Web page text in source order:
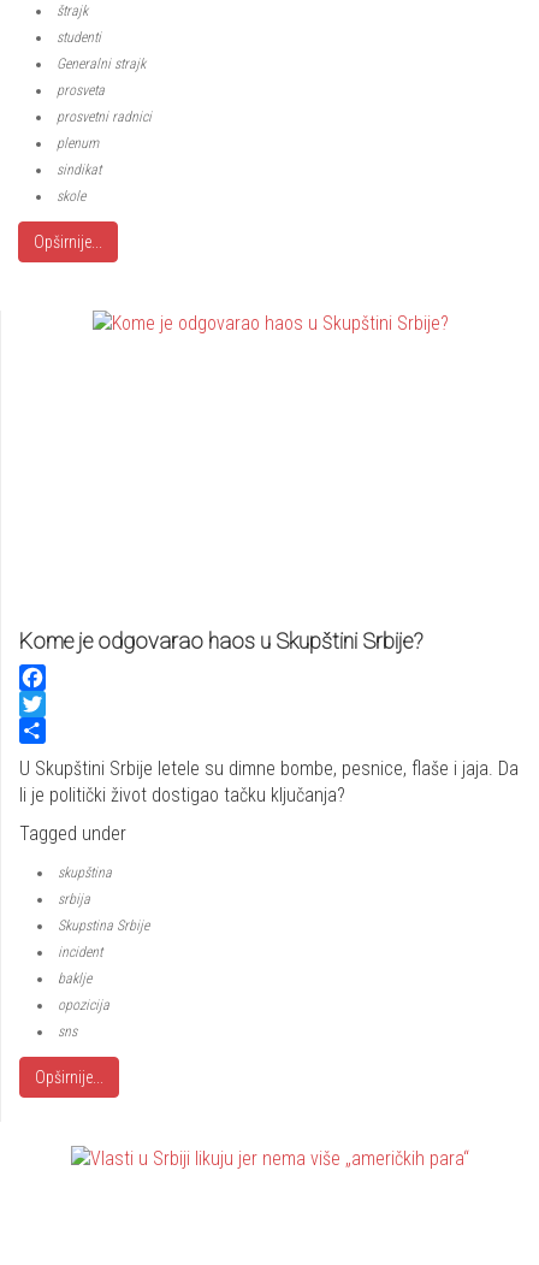
štrajk
studenti
Generalni strajk
prosveta
prosvetni radnici
plenum
sindikat
skole
Opširnije...
Kome je odgovarao haos u Skupštini Srbije?
Facebook
Twitter
Share
U Skupštini Srbije letele su dimne bombe, pesnice, flaše i jaja. Da
li je politički život dostigao tačku ključanja?
Tagged under
skupština
srbija
Skupstina Srbije
incident
baklje
opozicija
sns
Opširnije...